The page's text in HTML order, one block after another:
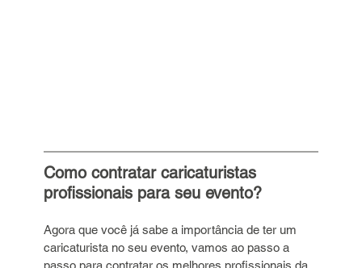
Como contratar caricaturistas
profissionais para seu evento?
Agora que você já sabe a importância de ter um
caricaturista no seu evento, vamos ao passo a